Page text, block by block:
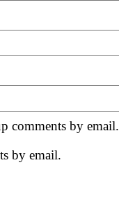
comments by email.
by email.